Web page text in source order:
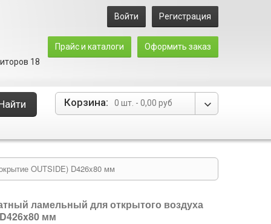
Войти Регистрация
Прайс и каталоги
Оформить заказ
18
Корзина: 0 шт. - 0,00 руб
OUTSIDE) D426x80 мм
ламельный для открытого воздуха
мм